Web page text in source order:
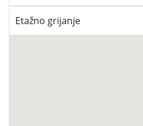
Etažno grijanje